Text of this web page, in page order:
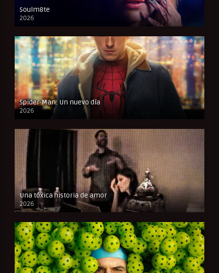
Soulm8te
2026
FULL HD
Spider-Man: Un nuevo día
2026
Una tóxica historia de amor
2026
FULL HD